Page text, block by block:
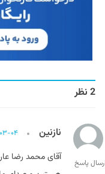
2 نظر
نازنین ۱۴۰۵-۰۳-
آقای محمد رضا
پاسخ